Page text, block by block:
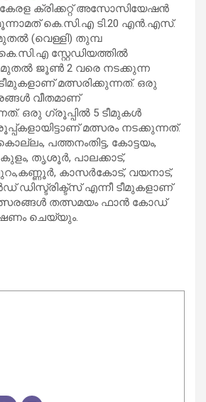
ക്രിക്കറ്റ് അസോസിയേഷന്‍
കെ.സി.എ ടി.20 എന്‍.എസ്.
(വെള്ളി) തുമ്പ
സ്റ്റേഡിയത്തില്‍
മുതല്‍ ജൂണ്‍ 2 വരെ നടക്കുന്ന
മത്സരിക്കുന്നത്. ഒരു
വീതമാണ്
ഒരു ഗ്രൂപ്പില്‍ 5 ടീമുകള്‍
മത്സരം നടക്കുന്നത്.
പത്തനംതിട്ട, കോട്ടയം,
തൃശൂര്‍, പാലക്കാട്,
കാസര്‍കോട്‌, വയനാട്,
ഡിസ്ട്രിക്ട്‌സ്‌ എന്നീ ടീമുകളാണ്
തത്സമയം ഫാന്‍ കോഡ്
ചെയ്യും.